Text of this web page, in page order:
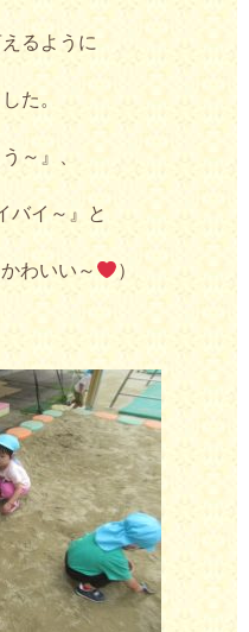
るように
た。
～』、
バイ～』と
わいい～ ）